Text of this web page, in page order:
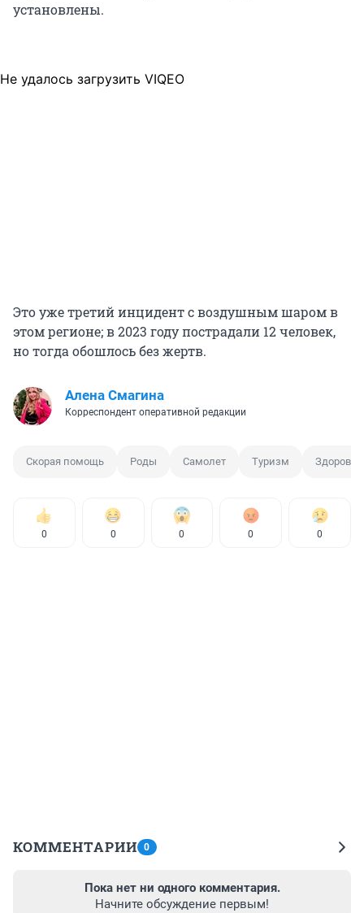
установлены.
Не удалось загрузить VIQEO
Это уже третий инцидент с воздушным шаром в
этом регионе; в 2023 году пострадали 12 человек,
но тогда обошлось без жертв.
Алена Смагина
Корреспондент оперативной редакции
Скорая помощь Роды Самолет Туризм Здоровье
0 0 0 0 0
КОММЕНТАРИИ 0
Пока нет ни одного комментария.
Начните обсуждение первым!